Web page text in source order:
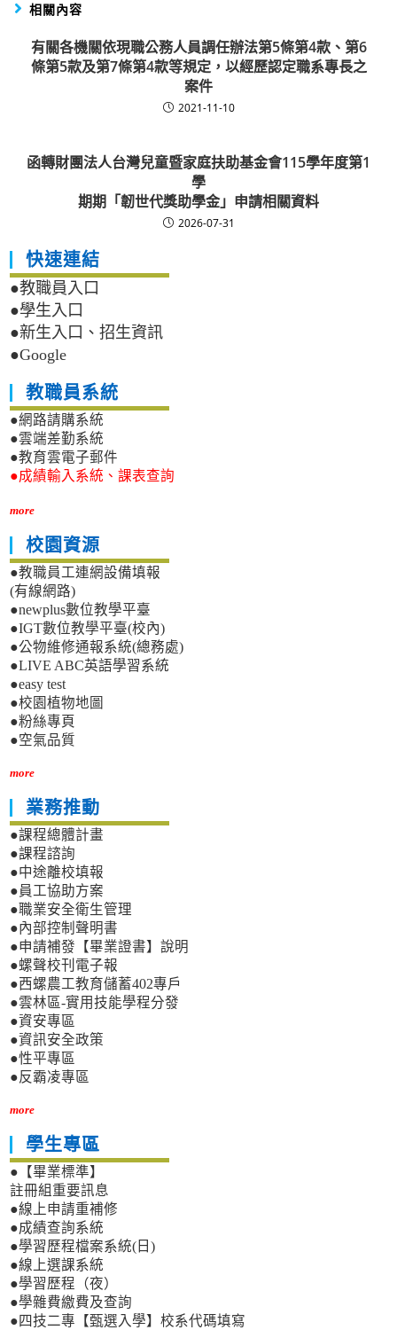
相關內容
有關各機關依現職公務人員調任辦法第5條第4款、第6
條第5款及第7條第4款等規定，以經歷認定職系專長之
案件
2021-11-10
函轉財團法人台灣兒童暨家庭扶助基金會115學年度第1
學
期期「韌世代獎助學金」申請相關資料
2026-07-31
快速連結
●教職員入口
●學生入口
●新生入口、招生資訊
●Google
教職員系統
●網路請購系統
●雲端差勤系統
●教育雲電子郵件
●成績輸入系統、課表查詢
more
校園資源
●教職員工連網設備填報
(有線網路)
●newplus數位教學平臺
●IGT數位教學平臺(校內)
●公物維修通報系統(總務處)
●LIVE ABC英語學習系統
●easy test
●校園植物地圖
●粉絲專頁
●空氣品質
more
業務推動
●課程總體計畫
●課程諮詢
●中途離校填報
●員工協助方案
●職業安全衛生管理
●內部控制聲明書
●申請補發【畢業證書】說明
●螺聲校刊電子報
●西螺農工教育儲蓄402專戶
●雲林區-實用技能學程分發
●資安專區
●資訊安全政策
●性平專區
●反霸凌專區
more
學生專區
●【畢業標準】
註冊組重要訊息
●線上申請重補修
●成績查詢系統
●學習歷程檔案系統(日)
●線上選課系統
●學習歷程（夜）
●學雜費繳費及查詢
●四技二專【甄選入學】校系代碼填寫